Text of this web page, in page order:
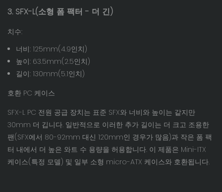
3. SFX-L(소형 폼 팩터 - 더 긴)
치수:
너비: 125mm(4.9인치)
높이: 63.5mm(2.5인치)
길이: 130mm(5.1인치)
호환 PC 케이스
SFX-L PC 전원 공급 장치는 표준 SFX와 너비와 높이는 같지만
30mm 더 깁니다. 일반적으로 이러한 추가 길이는 더 크고 조용한
팬(SFX에서 80-92mm 대신 120mm인 경우가 많음)과 작은 폼 팩
터 내에서 더 높은 와트 수 용량을 허용합니다. 이 제품은 Mini-ITX
케이스(특정 모델) 및 일부 소형 micro-ATX 케이스와 호환됩니다.